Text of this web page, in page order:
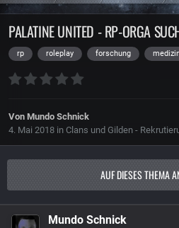
PALATINE UNITED - RP-ORGA
rp roleplay forschung
Von Mundo Schnick
4. Mai 2018 in Clans und Gilden -
AUF DIESES THEMA
Mundo Schnick